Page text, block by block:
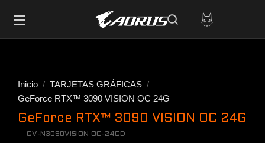
Inicio
TARJETAS GRÁFICAS
GeForce RTX™ 3090 VISION OC 24G
GeForce RTX™ 3090 VISION OC 24G
GV-N3090VISION OC-24GD